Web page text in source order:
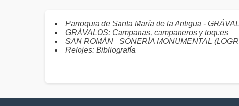
Parroquia de Santa María de la Antigua -
GRÁVALOS: Campanas, campaneros y toques
SAN ROMÁN - SONERÍA MONUMENTAL
Relojes: Bibliografía